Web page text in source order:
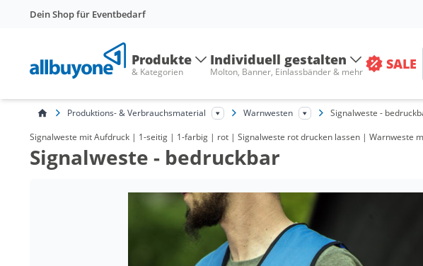
Dein Shop für Eventbedarf
Produkte
& Kategorien
Individuell gestalten
Molton, Banner, Einlassbänder & mehr SALE
Produktions- & Verbrauchsmaterial Warnwesten Signalweste -
Signalweste mit Aufdruck | 1-seitig | 1-farbig | rot | Signalweste rot drucken lassen | Warnweste
Signalweste - bedruckbar